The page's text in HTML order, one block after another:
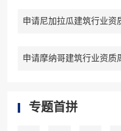
申请尼加拉瓜建筑行业资
申请摩纳哥建筑行业资质
专题首拼